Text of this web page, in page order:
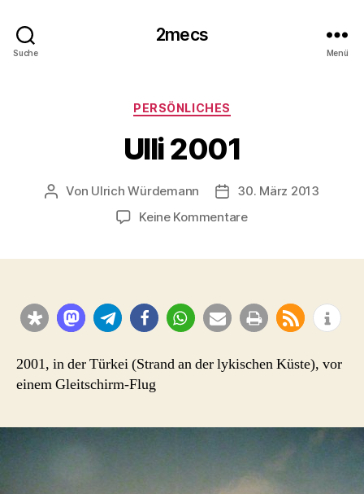
Suche
2mecs
Menü
Kategorien
PERSÖNLICHES
Ulli 2001
Beitragsautor
Von Ulrich Würdemann Beitragsdatum
30. März 2013
Keine Kommentarezu
2001, in der Türkei (Strand an der lykischen Küste), vor
einem Gleitschirm-Flug